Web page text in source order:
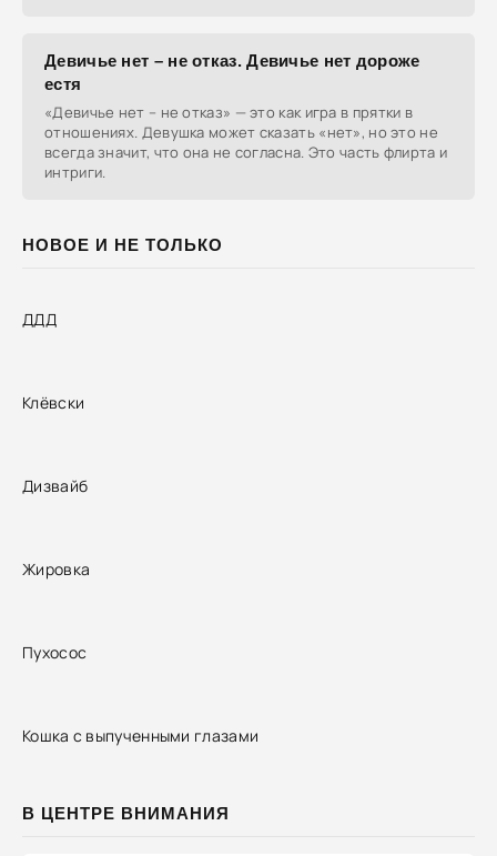
НОВОЕ И НЕ ТОЛЬКО
ДДД
Клёвски
Дизвайб
Жировка
Пухосос
Кошка с выпученными глазами
В ЦЕНТРЕ ВНИМАНИЯ
Девичье нет – не отказ. Девичье нет дороже
естя
«Девичье нет – не отказ» — это как игра в прятки в
отношениях. Девушка может сказать «нет», но это не
всегда значит, что она не согласна. Это часть флирта и
интриги.